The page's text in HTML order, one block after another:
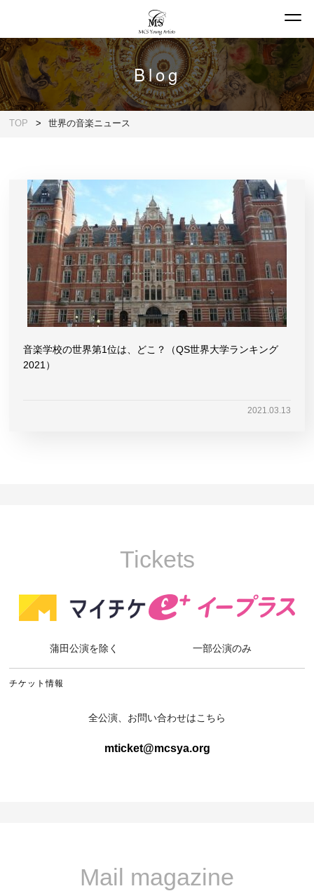
Blog
TOP 世界の音楽ニュース
音楽学校の世界第1位は、どこ？（QS世界大学ランキング
2021）
2021.03.13
Tickets
蒲田公演を除く 一部公演のみ
チケット情報
全公演、お問い合わせはこちら
mticket@mcsya.org
Mail magazine